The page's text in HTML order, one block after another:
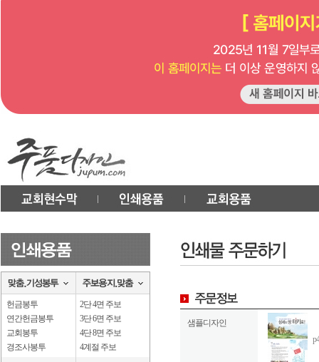
헌금봉투
연간헌금봉투
교회봉투
경조사봉투
2단 4면 주보
3단 6면 주보
4단 8면 주보
4계절 주보
샘플디자인